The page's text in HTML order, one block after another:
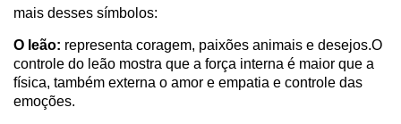
mais desses símbolos:
O leão: representa coragem, paixões animais e desejos.O
controle do leão mostra que a força interna é maior que a
física, também externa o amor e empatia e controle das
emoções.